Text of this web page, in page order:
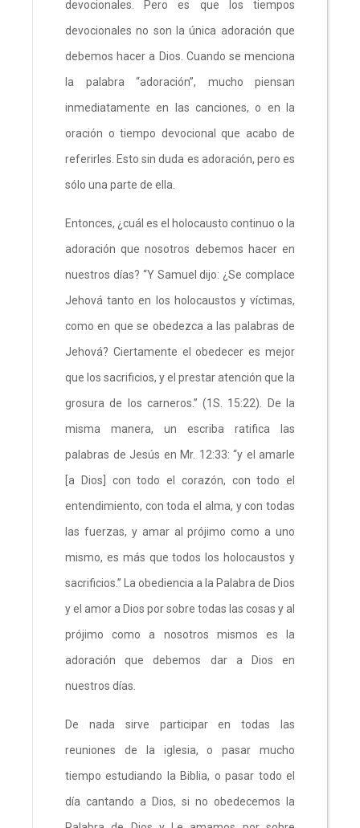
devocionales. Pero es que los tiempos
devocionales no son la única adoración que
debemos hacer a Dios. Cuando se menciona
la palabra “adoración”, mucho piensan
inmediatamente en las canciones, o en la
oración o tiempo devocional que acabo de
referirles. Esto sin duda es adoración, pero es
sólo una parte de ella.
Entonces, ¿cuál es el holocausto continuo o la
adoración que nosotros debemos hacer en
nuestros días? “Y Samuel dijo: ¿Se complace
Jehová tanto en los holocaustos y víctimas,
como en que se obedezca a las palabras de
Jehová? Ciertamente el obedecer es mejor
que los sacrificios, y el prestar atención que la
grosura de los carneros.” (1S. 15:22). De la
misma manera, un escriba ratifica las
palabras de Jesús en Mr. 12:33: “y el amarle
[a Dios] con todo el corazón, con todo el
entendimiento, con toda el alma, y con todas
las fuerzas, y amar al prójimo como a uno
mismo, es más que todos los holocaustos y
sacrificios.” La obediencia a la Palabra de Dios
y el amor a Dios por sobre todas las cosas y al
prójimo como a nosotros mismos es la
adoración que debemos dar a Dios en
nuestros días.
De nada sirve participar en todas las
reuniones de la iglesia, o pasar mucho
tiempo estudiando la Biblia, o pasar todo el
día cantando a Dios, si no obedecemos la